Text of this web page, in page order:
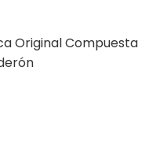
Original Compuesta